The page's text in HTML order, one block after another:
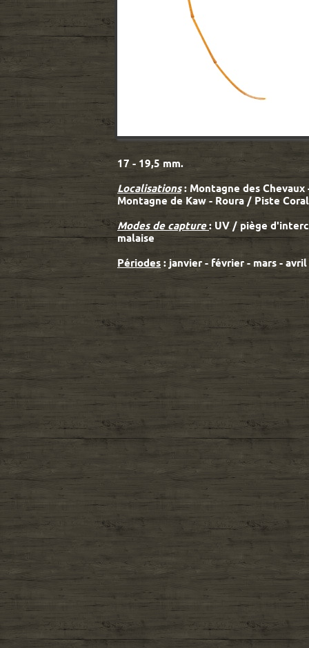
17 - 19,5 mm.
Localisations: Montagne des Chevaux
Montagne de Kaw - Roura / Piste
Modes de capture: UV / piège
malaise
Périodes : janvier - février - mars - avril